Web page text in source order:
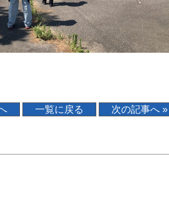
一覧に戻る 次の記事へ »